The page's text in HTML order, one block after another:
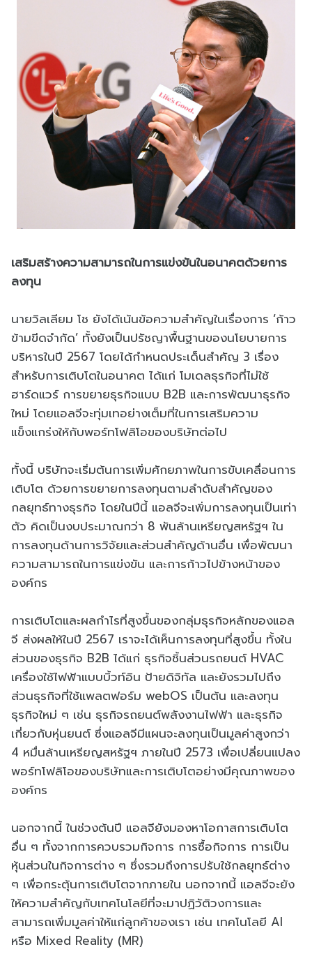
เสริมสร้างความสามารถในการแข่งขันในอนาคตด้วยการ
ลงทุน
นายวิลเลียม โช ยังได้เน้นข้อความสำคัญในเรื่องการ ‘ก้าว
ข้ามขีดจำกัด’ ทั้งยังเป็นปรัชญาพื้นฐานของนโยบายการ
บริหารในปี 2567 โดยได้กำหนดประเด็นสำคัญ 3 เรื่อง
สำหรับการเติบโตในอนาคต ได้แก่ โมเดลธุรกิจที่ไม่ใช้
ฮาร์ดแวร์ การขยายธุรกิจแบบ B2B และการพัฒนาธุรกิจ
ใหม่ โดยแอลจีจะทุ่มเทอย่างเต็มที่ในการเสริมความ
แข็งแกร่งให้กับพอร์ทโฟลิโอของบริษัทต่อไป
ทั้งนี้ บริษัทจะเริ่มต้นการเพิ่มศักยภาพในการขับเคลื่อนการ
เติบโต ด้วยการขยายการลงทุนตามลำดับสำคัญของ
กลยุทธ์ทางธุรกิจ โดยในปีนี้ แอลจีจะเพิ่มการลงทุนเป็นเท่า
ตัว คิดเป็นงบประมาณกว่า 8 พันล้านเหรียญสหรัฐฯ ใน
การลงทุนด้านการวิจัยและส่วนสำคัญด้านอื่น เพื่อพัฒนา
ความสามารถในการแข่งขัน และการก้าวไปข้างหน้าของ
องค์กร
การเติบโตและผลกำไรที่สูงขึ้นของกลุ่มธุรกิจหลักของแอล
จี ส่งผลให้ในปี 2567 เราจะได้เห็นการลงทุนที่สูงขึ้น ทั้งใน
ส่วนของธุรกิจ B2B ได้แก่ ธุรกิจชิ้นส่วนรถยนต์ HVAC
เครื่องใช้ไฟฟ้าแบบบิ้วท์อิน ป้ายดิจิทัล และยังรวมไปถึง
ส่วนธุรกิจที่ใช้แพลตฟอร์ม webOS เป็นต้น และลงทุน
ธุรกิจใหม่ ๆ เช่น ธุรกิจรถยนต์พลังงานไฟฟ้า และธุรกิจ
เกี่ยวกับหุ่นยนต์ ซึ่งแอลจีมีแผนจะลงทุนเป็นมูลค่าสูงกว่า
4 หมื่นล้านเหรียญสหรัฐฯ ภายในปี 2573 เพื่อเปลี่ยนแปลง
พอร์ทโฟลิโอของบริษัทและการเติบโตอย่างมีคุณภาพของ
องค์กร
นอกจากนี้ ในช่วงต้นปี แอลจียังมองหาโอกาสการเติบโต
อื่น ๆ ทั้งจากการควบรวมกิจการ การซื้อกิจการ การเป็น
หุ้นส่วนในกิจการต่าง ๆ ซึ่งรวมถึงการปรับใช้กลยุทธ์ต่าง
ๆ เพื่อกระตุ้นการเติบโตจากภายใน นอกจากนี้ แอลจีจะยัง
ให้ความสำคัญกับเทคโนโลยีที่จะมาปฏิวัติวงการและ
สามารถเพิ่มมูลค่าให้แก่ลูกค้าของเรา เช่น เทคโนโลยี AI
หรือ Mixed Reality (MR)